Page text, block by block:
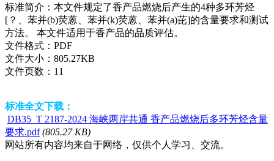
标准简介： 本文件规定了香产品燃烧后产生的4种多环芳烃
[？、苯并(b)荧蒽、苯并(k)荧蒽、苯并(a)芘]的含量要求和测试
方法。 本文件适用于香产品的品质评估。
文件格式： PDF
文件大小： 805.27KB
文件页数： 11
标准全文下载：
DB35_T 2187-2024 海峡两岸共通 香产品燃烧后多环芳烃含量
要求.pdf (805.27 KB)
网站所有内容均来自于网络，仅供个人学习、交流。